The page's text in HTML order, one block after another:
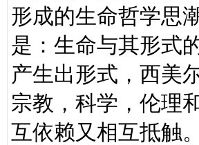
形成的生命哲学思
是：生命与其形式
产生出形式，西美
宗教，科学，伦理
互依赖又相互抵触